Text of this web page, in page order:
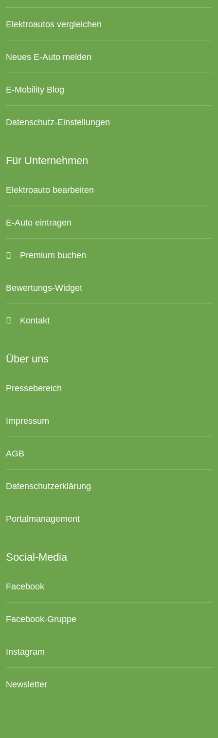
Elektroautos vergleichen
Neues E-Auto melden
E-Mobility Blog
Datenschutz-Einstellungen
Für Unternehmen
Elektroauto bearbeiten
E-Auto eintragen
Premium buchen
Bewertungs-Widget
Kontakt
Über uns
Pressebereich
Impressum
AGB
Datenschutzerklärung
Portalmanagement
Social-Media
Facebook
Facebook-Gruppe
Instagram
Newsletter